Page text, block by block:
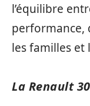
l’équilibre
performance,
les familles et
La Renault